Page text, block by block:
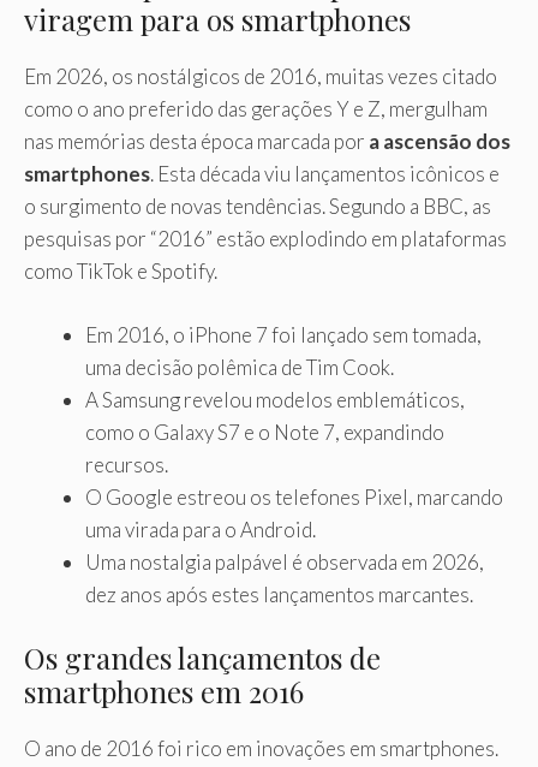
viragem para os smartphones
Em 2026, os nostálgicos de 2016, muitas vezes citado
como o ano preferido das gerações Y e Z, mergulham
nas memórias desta época marcada por a ascensão dos
smartphones. Esta década viu lançamentos icônicos e
o surgimento de novas tendências. Segundo a BBC, as
pesquisas por “2016” estão explodindo em plataformas
como TikTok e Spotify.
Em 2016, o iPhone 7 foi lançado sem tomada,
uma decisão polêmica de Tim Cook.
A Samsung revelou modelos emblemáticos,
como o Galaxy S7 e o Note 7, expandindo
recursos.
O Google estreou os telefones Pixel, marcando
uma virada para o Android.
Uma nostalgia palpável é observada em 2026,
dez anos após estes lançamentos marcantes.
Os grandes lançamentos de
smartphones em 2016
O ano de 2016 foi rico em inovações em smartphones.